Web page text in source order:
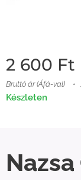
2 600 Ft
Bruttó ár (Áfá-val)
Készleten